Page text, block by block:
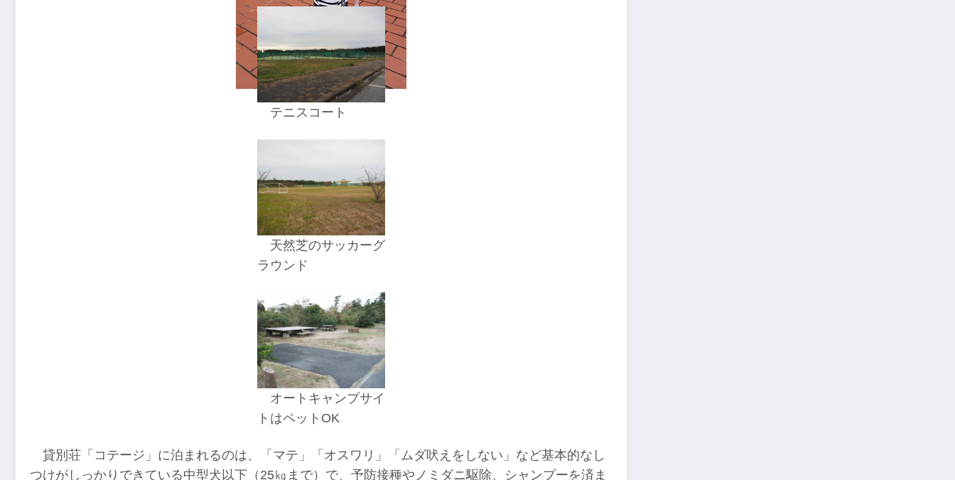
テニスコート
天然芝のサッカーグ
ラウンド
オートキャンプサイ
トはペットOK
貸別荘「コテージ」に泊まれるのは、「マテ」「オスワリ」「ムダ吠えをしない」など基本的なし
つけがしっかりできている中型犬以下（25㎏まで）で、予防接種やノミダニ駆除、シャンプーを済ま